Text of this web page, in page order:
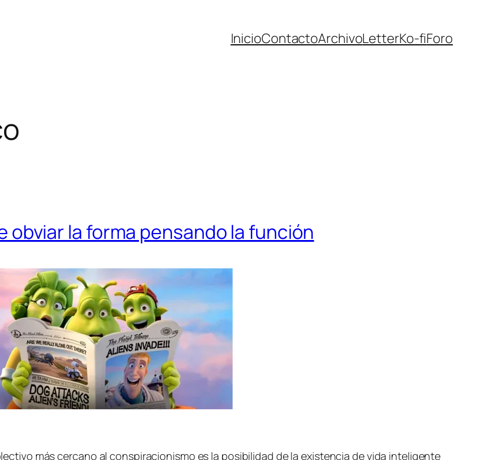
InicioContactoArchivoLetterKo-fiForo
obviar la forma pensando la función
más cer­cano al cons­pi­ra­cio­nis­mo es la po­si­bi­li­dad de la exis­ten­cia de vi­da in­te­li­gen­te